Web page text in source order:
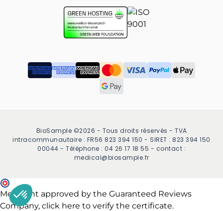
BioSample ©2026 - Tous droits réservés - TVA
intracommunautaire : FR56 823 394 150 - SIRET : 823 394 150
00044 - Téléphone : 04 26 17 18 55 - contact :
medical@biosample.fr
Merchant approved by the Guaranteed Reviews
Company, click here to verify the certificate.